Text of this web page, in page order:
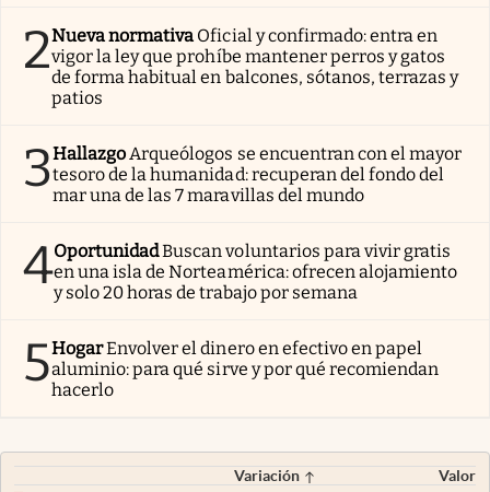
2Nueva normativa Oficial y confirmado: entra en
vigor la ley que prohíbe mantener perros y gatos
de forma habitual en balcones, sótanos, terrazas y
patios
3Hallazgo Arqueólogos se encuentran con el mayor
tesoro de la humanidad: recuperan del fondo del
mar una de las 7 maravillas del mundo
4OportunidadBuscan voluntarios para vivir gratis
en una isla de Norteamérica: ofrecen alojamiento
y solo 20 horas de trabajo por semana
5HogarEnvolver el dinero en efectivo en papel
aluminio: para qué sirve y por qué recomiendan
hacerlo
Variación
Valor